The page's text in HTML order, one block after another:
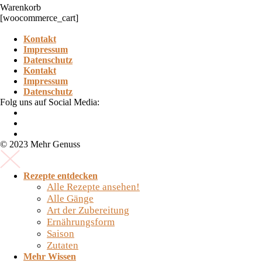
Warenkorb
[woocommerce_cart]
Kontakt
Impressum
Datenschutz
Kontakt
Impressum
Datenschutz
Folg uns auf Social Media:
© 2023 Mehr Genuss
Rezepte entdecken
Alle Rezepte ansehen!
Alle Gänge
Art der Zubereitung
Ernährungsform
Saison
Zutaten
Mehr Wissen